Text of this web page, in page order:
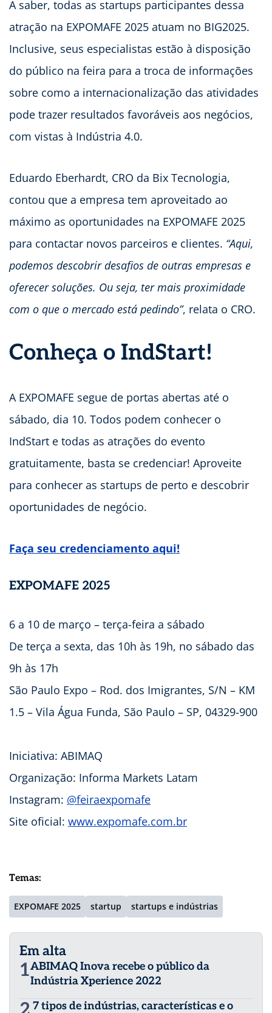
A saber, todas as startups participantes dessa
atração na EXPOMAFE 2025 atuam no BIG2025.
Inclusive, seus especialistas estão à disposição
do público na feira para a troca de informações
sobre como a internacionalização das atividades
pode trazer resultados favoráveis aos negócios,
com vistas à Indústria 4.0.
Eduardo Eberhardt, CRO da Bix Tecnologia,
contou que a empresa tem aproveitado ao
máximo as oportunidades na EXPOMAFE 2025
para contactar novos parceiros e clientes. “Aqui,
podemos descobrir desafios de outras empresas e
oferecer soluções. Ou seja, ter mais proximidade
com o que o mercado está pedindo”, relata o CRO.
Conheça o IndStart!
A EXPOMAFE segue de portas abertas até o
sábado, dia 10. Todos podem conhecer o
IndStart e todas as atrações do evento
gratuitamente, basta se credenciar! Aproveite
para conhecer as startups de perto e descobrir
oportunidades de negócio.
Faça seu credenciamento aqui!
EXPOMAFE 2025
6 a 10 de março – terça-feira a sábado
De terça a sexta, das 10h às 19h, no sábado das
9h às 17h
São Paulo Expo – Rod. dos Imigrantes, S/N – KM
1.5 – Vila Água Funda, São Paulo – SP, 04329-900
Iniciativa: ABIMAQ
Organização: Informa Markets Latam
Instagram: @feiraexpomafe
Site oficial: www.expomafe.com.br
Temas:
EXPOMAFE 2025 startup startups e indústrias
Em alta
1ABIMAQ Inova recebe o público da
Indústria Xperience 2022
7 tipos de indústrias, características e o